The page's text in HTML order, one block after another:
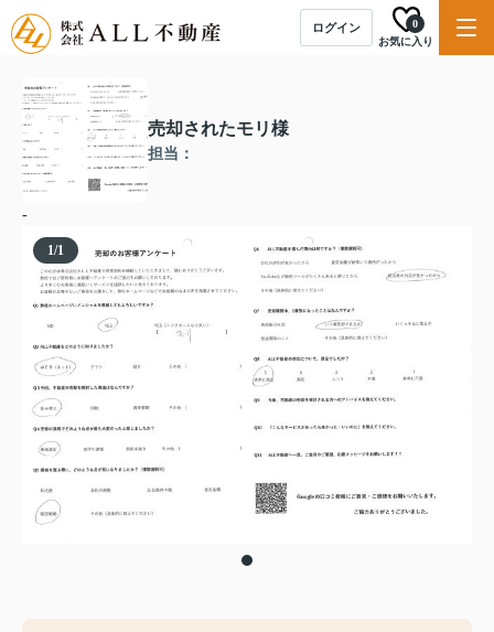
ログイン
お気に入り
0
売却されたモリ様
担当：
-
1/1